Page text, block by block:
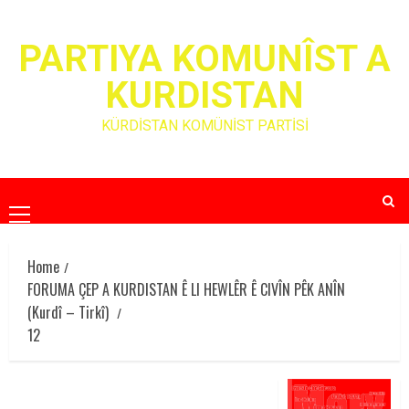
contentPARTIYA KOMUNÎST A
KURDISTAN
KÜRDİSTAN KOMÜNİST PARTİSİ
Primary
Menu
Home
FORUMA ÇEP A KURDISTAN Ê LI HEWLÊR Ê CIVÎN PÊK ANÎN
(Kurdî – Tirkî)
12